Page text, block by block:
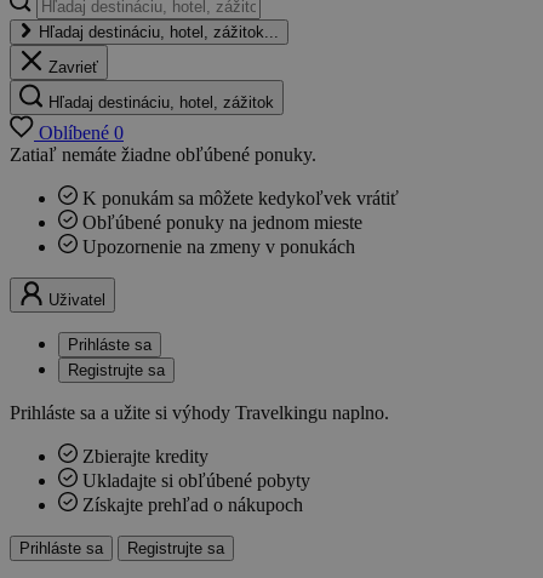
Hľadaj destináciu, hotel, zážitok...
Zavrieť
Hľadaj destináciu, hotel, zážitok
Oblíbené 0
Zatiaľ nemáte žiadne obľúbené ponuky.
K ponukám sa môžete kedykoľvek vrátiť
Obľúbené ponuky na jednom mieste
Upozornenie na zmeny v ponukách
Uživatel
Prihláste sa
Registrujte sa
Prihláste sa a užite si výhody Travelkingu naplno.
Zbierajte kredity
Ukladajte si obľúbené pobyty
Získajte prehľad o nákupoch
Prihláste sa Registrujte sa